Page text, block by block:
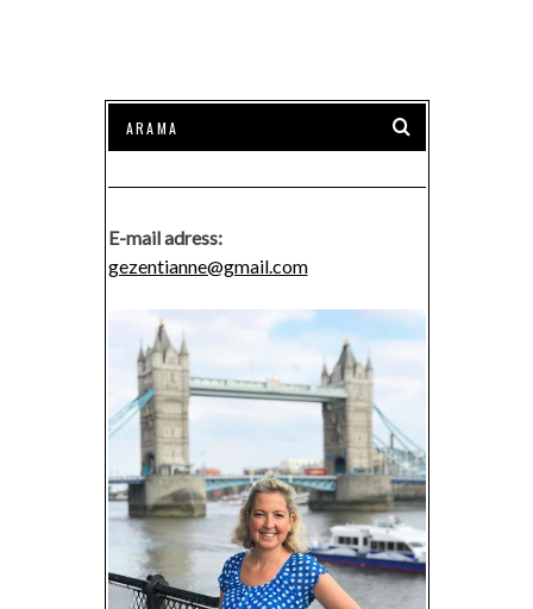
E-mail adress:
gezentianne@gmail.com